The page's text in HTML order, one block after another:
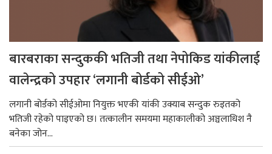
बारबराका सन्दुककी भतिजी तथा नेपोकिड यांकीलाई
वालेन्द्रको उपहार ‘लगानी बोर्डको सीईओ’
लगानी बोर्डको सीईओमा नियुक्त भएकी यांकी उक्याब सन्दुक रुइतको
भतिजी रहेको पाइएको छ। तत्कालीन समयमा महाकालीको अञ्चलाधिश नै
बनेका जोन...